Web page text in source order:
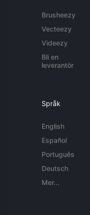
Brusheezy
Vecteezy
Videezy
Bli en
leverantör
Språk
English
Español
Português
Deutsch
Mer...